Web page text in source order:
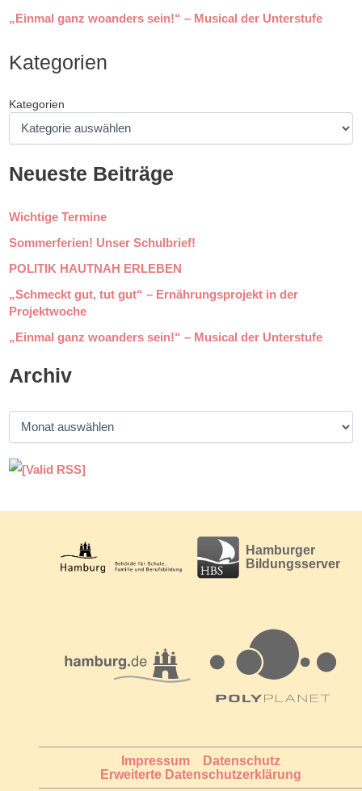
„Einmal ganz woanders sein!“ – Musical der Unterstufe
Kategorien
Kategorien
Neueste Beiträge
Wichtige Termine
Sommerferien! Unser Schulbrief!
POLITIK HAUTNAH ERLEBEN
„Schmeckt gut, tut gut“ – Ernährungsprojekt in der
Projektwoche
„Einmal ganz woanders sein!“ – Musical der Unterstufe
Archiv
h
Hamburger
Bildungsserver
Impressum
Datenschutz
Erweiterte Datenschutzerklärung